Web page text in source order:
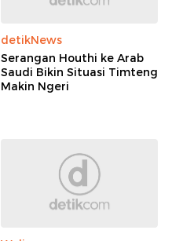
detikNews
Serangan Houthi ke Arab
Saudi Bikin Situasi Timteng
Makin Ngeri